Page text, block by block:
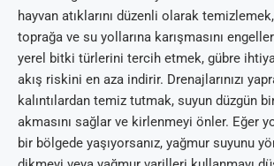
hayvan atıklarını düzenli olarak
toprağa ve su yollarına karışmasını
yerel bitki türlerini tercih etmek, gübre
akış riskini en aza indirir. Drenajlarınızı
kalıntılardan temiz tutmak, suyun düzgün
akmasını sağlar ve kirlenmeyi önler. Eğer
bir bölgede yaşıyorsanız, yağmur suyunu